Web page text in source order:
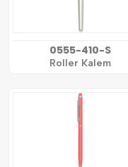
0555-410-S
Roller Kalem